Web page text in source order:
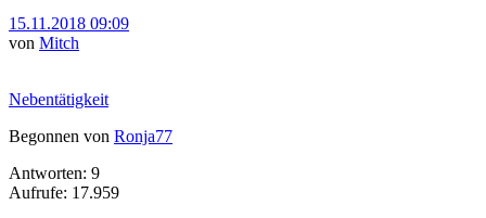
15.11.2018 09:09
von Mitch
Nebentätigkeit
Begonnen von Ronja77
Antworten: 9
Aufrufe: 17.959